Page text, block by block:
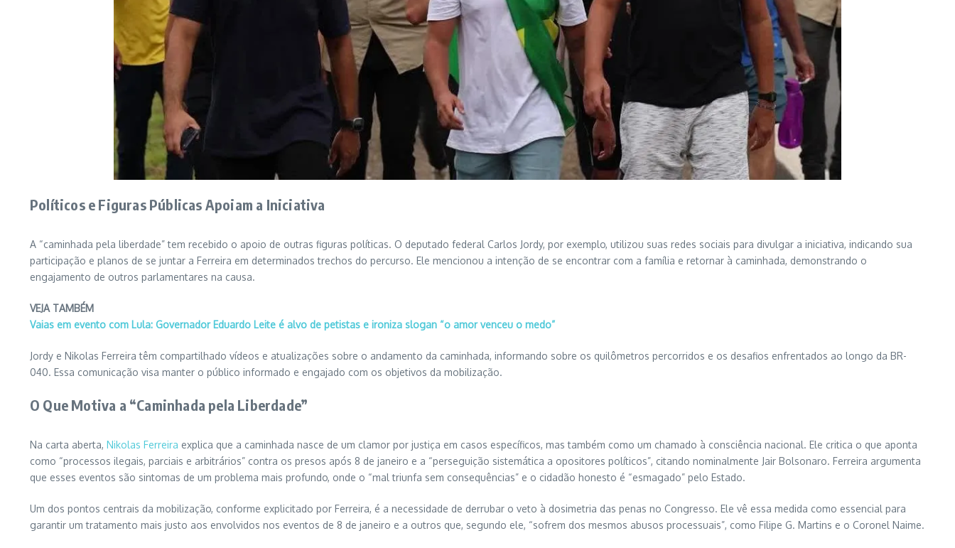
Políticos e Figuras Públicas Apoiam a Iniciativa
A “caminhada pela liberdade” tem recebido o apoio de outras figuras políticas. O deputado federal Carlos Jordy, por exemplo, utilizou suas redes sociais para divulgar a iniciativa, indicando sua
participação e planos de se juntar a Ferreira em determinados trechos do percurso. Ele mencionou a intenção de se encontrar com a família e retornar à caminhada, demonstrando o
engajamento de outros parlamentares na causa.
VEJA TAMBÉM
Vaias em evento com Lula: Governador Eduardo Leite é alvo de petistas e ironiza slogan “o amor venceu o medo”
Jordy e Nikolas Ferreira têm compartilhado vídeos e atualizações sobre o andamento da caminhada, informando sobre os quilômetros percorridos e os desafios enfrentados ao longo da BR-
040. Essa comunicação visa manter o público informado e engajado com os objetivos da mobilização.
O Que Motiva a “Caminhada pela Liberdade”
Na carta aberta, Nikolas Ferreira explica que a caminhada nasce de um clamor por justiça em casos específicos, mas também como um chamado à consciência nacional. Ele critica o que aponta
como “processos ilegais, parciais e arbitrários” contra os presos após 8 de janeiro e a “perseguição sistemática a opositores políticos”, citando nominalmente Jair Bolsonaro. Ferreira argumenta
que esses eventos são sintomas de um problema mais profundo, onde o “mal triunfa sem consequências” e o cidadão honesto é “esmagado” pelo Estado.
Um dos pontos centrais da mobilização, conforme explicitado por Ferreira, é a necessidade de derrubar o veto à dosimetria das penas no Congresso. Ele vê essa medida como essencial para
garantir um tratamento mais justo aos envolvidos nos eventos de 8 de janeiro e a outros que, segundo ele, “sofrem dos mesmos abusos processuais”, como Filipe G. Martins e o Coronel Naime.